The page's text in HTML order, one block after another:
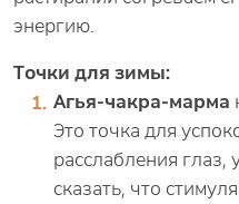
энергию.
Точки для зимы:
Агья-чакра-марма
Это точка для
расслабления
сказать, что